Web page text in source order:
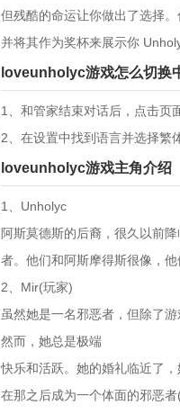
但残酷的命运让你做出了选择
并将其作为奖杯来展示你
loveunholyc游戏怎么切换
1、和管家结束对话后，点击页
2、在设置中找到语言并选择繁
loveunholyc游戏主角介绍
1、Unholyc
阿斯莫德斯的后裔，很久以前
者。他们和阿斯摩得斯很像，
2、Mir(玩家)
虽然她是一名邪恶者，但除了
然而，她总是极端
快乐和活跃。她的婚礼临近了
在那之后成为一个体面的邪恶